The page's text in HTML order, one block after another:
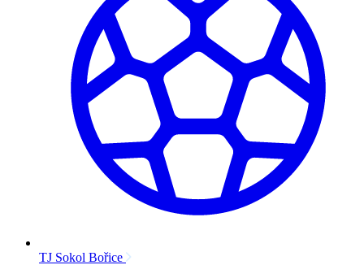
TJ Sokol Bořice